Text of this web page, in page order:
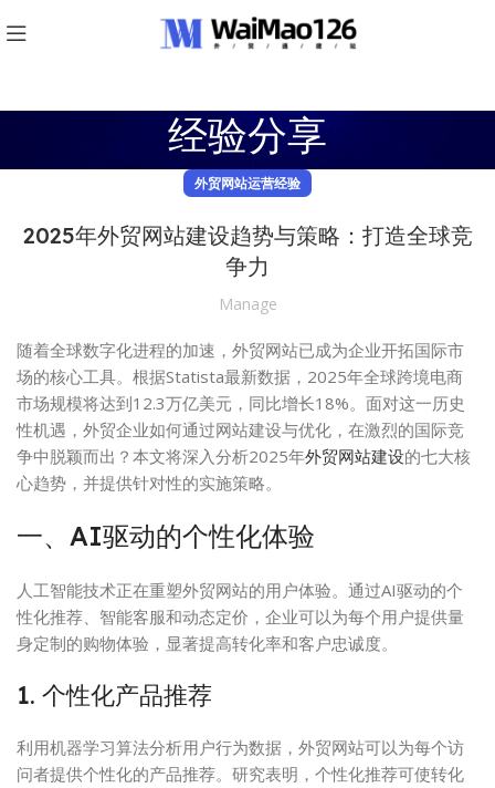
经验分享
外贸网站运营经验
2025年外贸网站建设趋势与策略：打造全球竞
争力
Manage
随着全球数字化进程的加速，外贸网站已成为企业开拓国际市
场的核心工具。根据Statista最新数据，2025年全球跨境电商
市场规模将达到12.3万亿美元，同比增长18%。面对这一历史
性机遇，外贸企业如何通过网站建设与优化，在激烈的国际竞
争中脱颖而出？本文将深入分析2025年外贸网站建设的七大核
心趋势，并提供针对性的实施策略。
一、AI驱动的个性化体验
人工智能技术正在重塑外贸网站的用户体验。通过AI驱动的个
性化推荐、智能客服和动态定价，企业可以为每个用户提供量
身定制的购物体验，显著提高转化率和客户忠诚度。
1. 个性化产品推荐
利用机器学习算法分析用户行为数据，外贸网站可以为每个访
问者提供个性化的产品推荐。研究表明，个性化推荐可使转化